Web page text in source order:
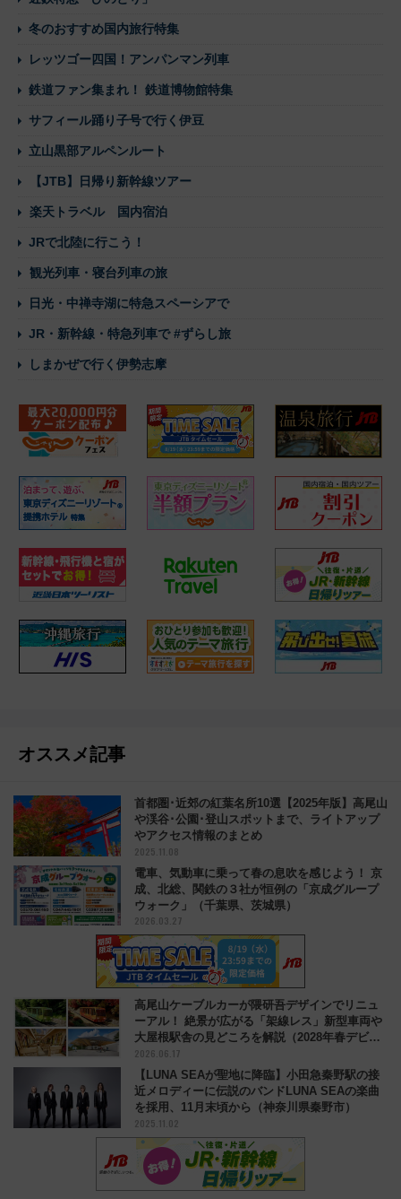
冬のおすすめ国内旅行特集
レッツゴー四国！アンパンマン列車
鉄道ファン集まれ！ 鉄道博物館特集
サフィール踊り子号で行く伊豆
立山黒部アルペンルート
【JTB】日帰り新幹線ツアー
楽天トラベル 国内宿泊
JRで北陸に行こう！
観光列車・寝台列車の旅
日光・中禅寺湖に特急スペーシアで
JR・新幹線・特急列車で #ずらし旅
しまかぜで行く伊勢志摩
オススメ記事
首都圏･近郊の紅葉名所10選【2025年版】高尾山
や渓谷･公園･登山スポットまで、ライトアップ
やアクセス情報のまとめ
2025.11.08
電車、気動車に乗って春の息吹を感じよう！ 京
成、北総、関鉄の３社が恒例の「京成グループ
ウォーク」（千葉県、茨城県）
2026.03.27
高尾山ケーブルカーが隈研吾デザインでリニュ
ーアル！ 絶景が広がる「架線レス」新型車両や
大屋根駅舎の見どころを解説（2028年春デビュ
ー）
2026.06.17
【LUNA SEAが聖地に降臨】小田急秦野駅の接
近メロディーに伝説のバンドLUNA SEAの楽曲
を採用、11月末頃から（神奈川県秦野市）
2025.11.02